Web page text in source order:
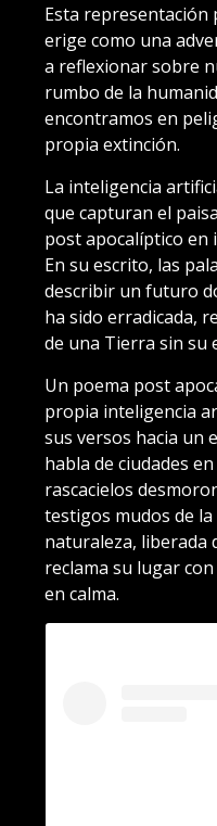
Esta representación
erige como una
a reflexionar sobre
rumbo de la
encontramos en
propia extinción.
La inteligencia
que capturan el
post apocalíptico en
En su escrito, las
describir un futuro
ha sido erradicada,
de una Tierra sin su
Un poema post
propia inteligencia
sus versos hacia un
habla de ciudades
rascacielos
testigos mudos de
naturaleza, liberada
reclama su lugar
en calma.